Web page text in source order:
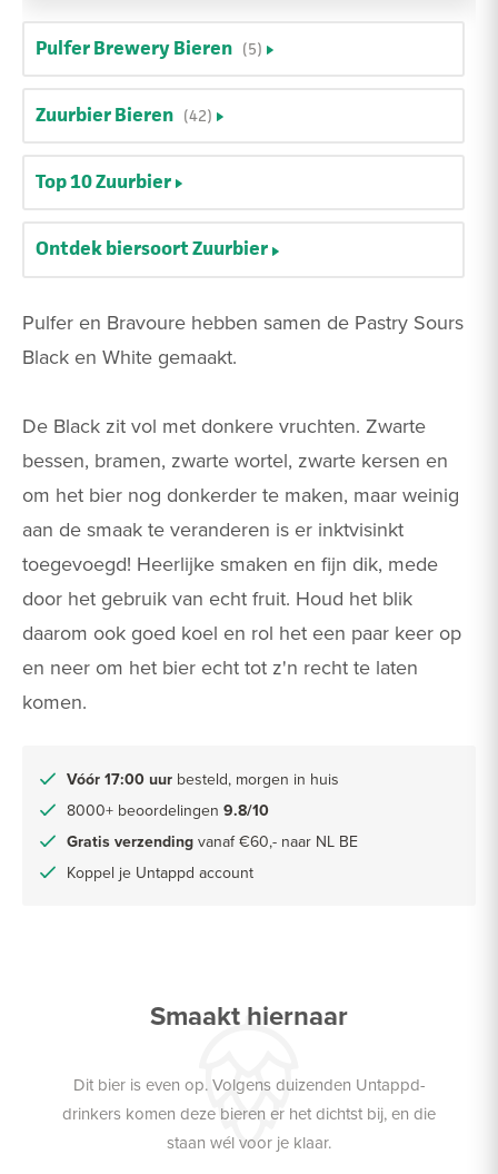
Pulfer en Bravoure hebben samen de Pastry Sours
Black en White gemaakt.
De Black zit vol met donkere vruchten. Zwarte
bessen, bramen, zwarte wortel, zwarte kersen en
om het bier nog donkerder te maken, maar weinig
aan de smaak te veranderen is er inktvisinkt
toegevoegd! Heerlijke smaken en fijn dik, mede
door het gebruik van echt fruit. Houd het blik
daarom ook goed koel en rol het een paar keer op
en neer om het bier echt tot z'n recht te laten
komen.
Vóór 17:00 uur besteld, morgen in huis
8000+ beoordelingen 9.8/10
Gratis verzending vanaf €60,- naar NL BE
Koppel je Untappd account
Pulfer Brewery Bieren (5)
Zuurbier Bieren (42)
Top 10 Zuurbier
Ontdek biersoort Zuurbier
Smaakt hiernaar
Dit bier is even op. Volgens duizenden Untappd-
drinkers komen deze bieren er het dichtst bij, en die
staan wél voor je klaar.